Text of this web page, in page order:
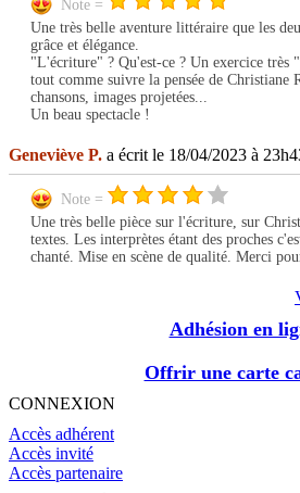
Note =
Une très belle aventure littéraire que les
grâce et élégance.
"L'écriture" ? Qu'est-ce ? Un exercice très
tout comme suivre la pensée de Christiane
chansons, images projetées...
Un beau spectacle !
Geneviève P. a écrit le 18/04/2023 à
Note =
Une très belle pièce sur l'écriture, sur
textes. Les interprètes étant des proches
chanté. Mise en scène de qualité. Merci
Adhésion en
Offrir une carte
CONNEXION
Accès adhérent
Accès invité
Accès partenaire